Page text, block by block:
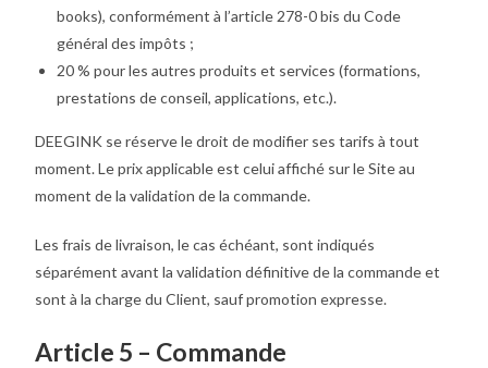
books), conformément à l’article 278-0 bis du Code
général des impôts ;
20 % pour les autres produits et services (formations,
prestations de conseil, applications, etc.).
DEEGINK se réserve le droit de modifier ses tarifs à tout
moment. Le prix applicable est celui affiché sur le Site au
moment de la validation de la commande.
Les frais de livraison, le cas échéant, sont indiqués
séparément avant la validation définitive de la commande et
sont à la charge du Client, sauf promotion expresse.
Article 5 – Commande